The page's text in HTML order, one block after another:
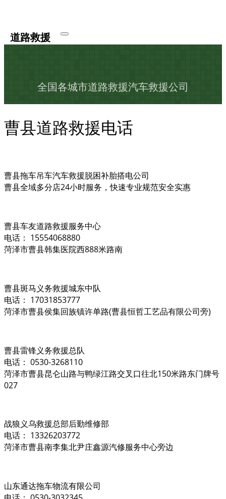
道路救援
全国各城市道路救援汽车救援公司
曹县道路救援电话
曹县拖车吊车汽车救援脱困补胎搭电公司
曹县全域多分店24小时服务，快速专业规范安全实惠
曹县车友道路救援服务中心
电话： 15554068880
菏泽市曹县韩集医院西888米路南
曹县斑马义务救援城东中队
电话： 17031853777
菏泽市曹县侯集回族镇许单路(曹县恒哲工艺品有限公司旁)
曹县雷锋义务救援总队
电话： 0530-3268110
菏泽市曹县昆仑山路与鸭绿江路交叉口往北150米路东门牌号
027
战狼义乌救援总部后勤维修部
电话： 13326203772
菏泽市曹县南李集北尹庄鑫源汽修服务中心旁边
山东通达拖车物流有限公司